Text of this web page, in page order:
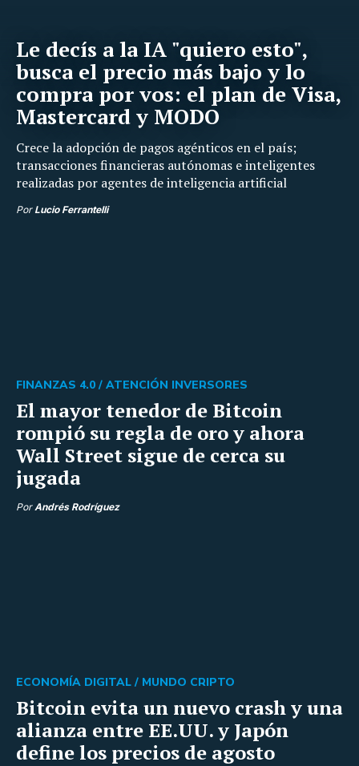
Le decís a la IA "quiero esto",
busca el precio más bajo y lo
compra por vos: el plan de Visa,
Mastercard y MODO
Crece la adopción de pagos agénticos en el país;
transacciones financieras autónomas e inteligentes
realizadas por agentes de inteligencia artificial
Por Lucio Ferrantelli
El mayor tenedor de Bitcoin
rompió su regla de oro y ahora
Wall Street sigue de cerca su
jugada
FINANZAS 4.0 / ATENCIÓN INVERSORES
Por Andrés Rodríguez
Bitcoin evita un nuevo crash y una
alianza entre EE.UU. y Japón
define los precios de agosto
ECONOMÍA DIGITAL / MUNDO CRIPTO